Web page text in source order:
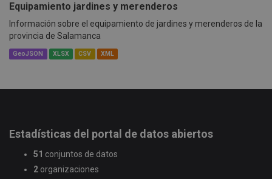
Equipamiento jardines y merenderos
Información sobre el equipamiento de jardines y merenderos de la
provincia de Salamanca
GeoJSON XLSX CSV XML
Estadísticas del portal de datos abiertos
51 conjuntos de datos
2 organizaciones